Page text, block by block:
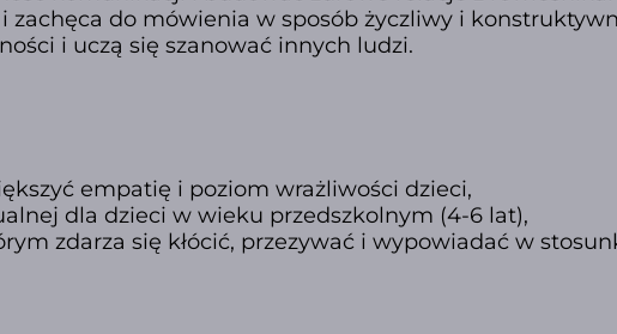
zachęca do mówienia w sposób życzliwy i
i uczą się szanować innych ludzi.
empatię i poziom wrażliwości dzieci,
dla dzieci w wieku przedszkolnym (4-6 lat),
zdarza się kłócić, przezywać i wypowiadać w